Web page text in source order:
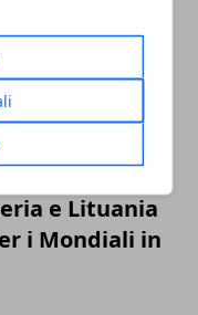
e Lituania
i Mondiali in